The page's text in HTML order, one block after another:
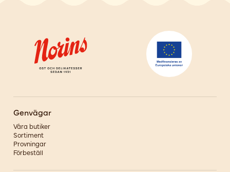
Genvägar
Våra butiker
Sortiment
Provningar
Förbeställ